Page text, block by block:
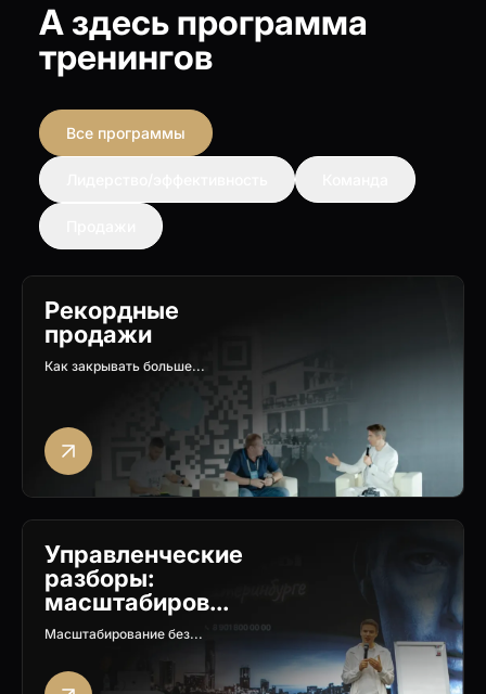
А здесь программа
тренингов
Все программы
Рекордные
продажи
Как закрывать больше...
Управленческие
разборы:
масштабиров...
Масштабирование без...